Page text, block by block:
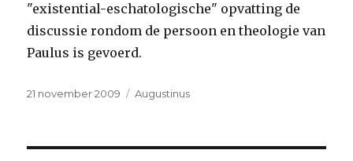
"existential-eschatologische" opvatting de
discussie rondom de persoon en theologie van
Paulus is gevoerd.
Geplaatst
21 november 2009 Categorieën
Augustinus